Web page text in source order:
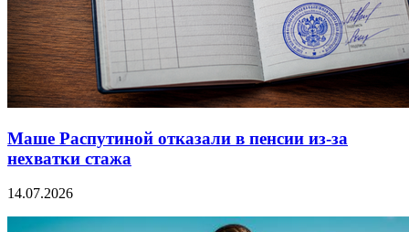
Маше Распутиной отказали в пенсии из-за
нехватки стажа
14.07.2026